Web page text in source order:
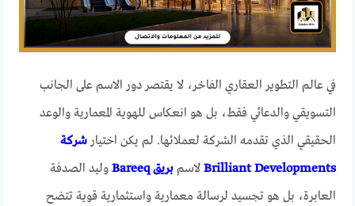
في عالم التطوير العقاري الفاخر، لا يقتصر دور الاسم على الجانب
التسويقي والدعائي فقط، بل هو انعكاس للهوية المعمارية والوعد
الحقيقي الذي تقدمه الشركة لعملائها. لم يكن اختيارشركة
Brilliant Developments لاسمبريق Bareeq
وليد الصدفة
العابرة، بل هو تجسيد لرسالة معمارية واستثمارية قوية تتضح